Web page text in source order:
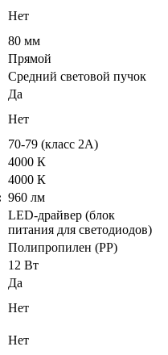
Нет
80 мм
Прямой
Средний световой пучок
Да
Нет
70-79 (класс 2А)
4000 К
4000 К
960 лм
LED-драйвер (блок
питания для светодиодов)
Полипропилен (PP)
12 Вт
Да
Нет
Нет